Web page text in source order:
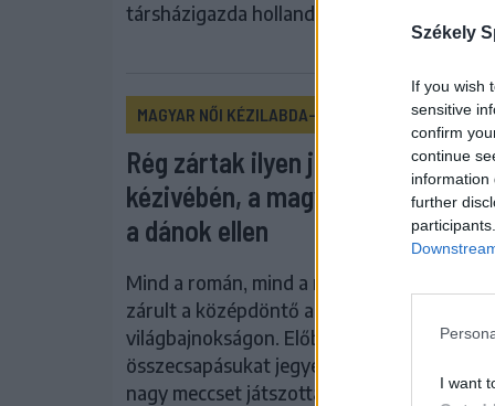
Székely
If you wish
sensitive
confirm
continue
information
further
I want
társházigazda holland csapattól
MAGYAR NŐI KÉZILABDA-VÁLOGATOTT
Rég zártak ilyen jó helyen a
kézivébén, a magyarok sokáig
a dánok ellen
Mind a román, mind a magyar válogatott
zárult a középdöntő a női kézilabda-
világbajnokságon. Előbbiek utolsó
összecsapásukat jegyezték a tornán,
nagy meccset játszottak a dánokkal.